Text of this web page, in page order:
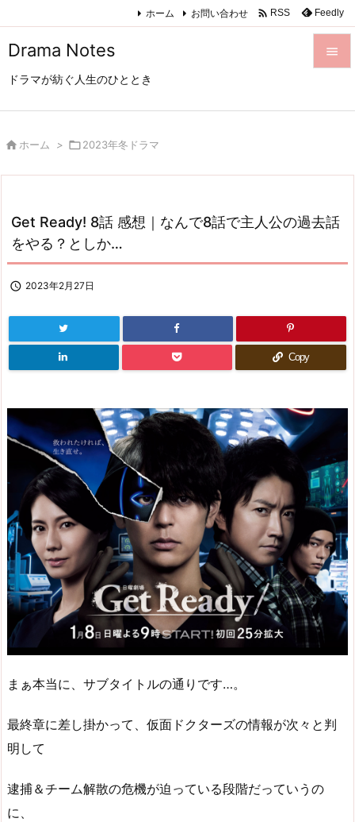
Drama Notes
ドラマが紡ぐ人生のひととき

次へ
検索
ホーム お問い合わせ  RSS Feedly
 ホーム > 2023年冬ドラマ
Get Ready! 8話 感想｜なんで8話で主人公の過去話
をやる？としか…
 2023年2月27日
Copy
まぁ本当に、サブタイトルの通りです…。
最終章に差し掛かって、仮面ドクターズの情報が次々と判
明して
逮捕＆チーム解散の危機が迫っている段階だっていうの
に、